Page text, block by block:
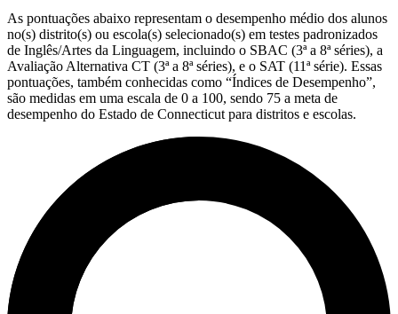
As pontuações abaixo representam o desempenho médio dos alunos
no(s) distrito(s) ou escola(s) selecionado(s) em testes padronizados
de Inglês/Artes da Linguagem, incluindo o SBAC (3ª a 8ª séries), a
Avaliação Alternativa CT (3ª a 8ª séries), e o SAT (11ª série). Essas
pontuações, também conhecidas como “Índices de Desempenho”,
são medidas em uma escala de 0 a 100, sendo 75 a meta de
desempenho do Estado de Connecticut para distritos e escolas.